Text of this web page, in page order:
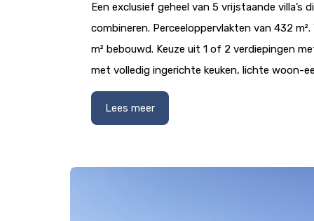
Een exclusief geheel van 5 vrijstaande
combineren. Perceeloppervlakten van 432
m² bebouwd. Keuze uit 1 of 2 verdiepingen
met volledig ingerichte keuken, lichte woon-
Lees meer